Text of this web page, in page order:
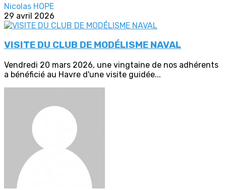
Nicolas HOPE
29 avril 2026
VISITE DU CLUB DE MODÉLISME NAVAL
Vendredi 20 mars 2026, une vingtaine de nos adhérents
a bénéficié au Havre d'une visite guidée...